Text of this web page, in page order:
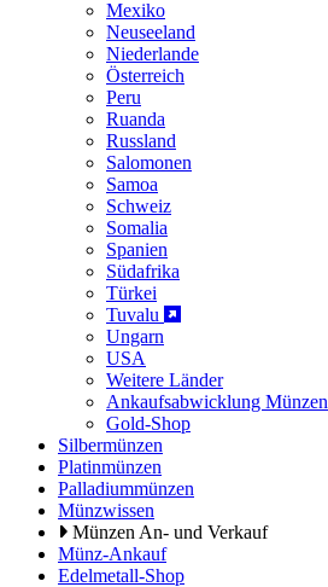
Mexiko
Neuseeland
Niederlande
Österreich
Peru
Ruanda
Russland
Salomonen
Samoa
Schweiz
Somalia
Spanien
Südafrika
Türkei
Tuvalu
Ungarn
USA
Weitere Länder
Ankaufsabwicklung Münzen
Gold-Shop
Silbermünzen
Platinmünzen
Palladiummünzen
Münzwissen
Münzen An- und Verkauf
Münz-Ankauf
Edelmetall-Shop